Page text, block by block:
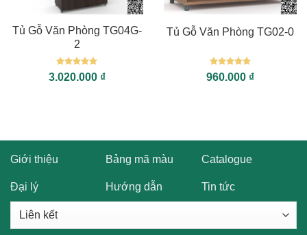
Tủ Gỗ Văn Phòng TG04G-
2
Được xếp
hạng55
3.020.000 ₫
Tủ Gỗ Văn Phòng TG02-0
Được xếp
hạng55
960.000 ₫
Giới thiệu Bảng mã màu Catalogue
Đại lý Hướng dẫn Tin tức